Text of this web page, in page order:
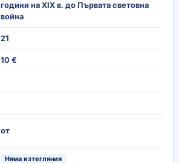
години на ХІХ в. до Първата световна
война
21
10 €
от
Няма изтегляния